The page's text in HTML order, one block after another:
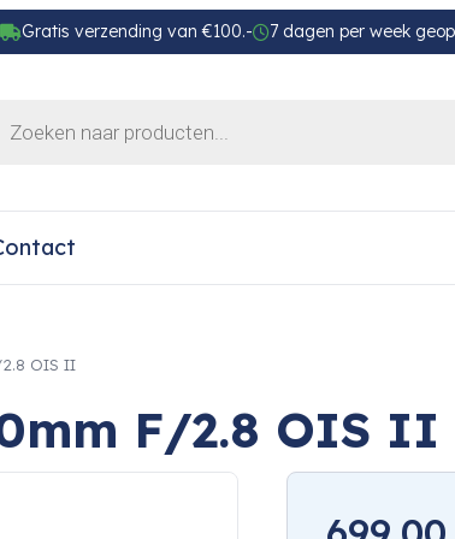
Gratis verzending van €100.- 7 dagen per week
OIS II
F/2.8 OIS II